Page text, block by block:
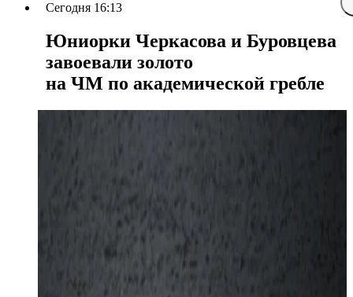
Сегодня 16:13
Юниорки Черкасова и Буровцева
завоевали золото
на ЧМ по академической гребле